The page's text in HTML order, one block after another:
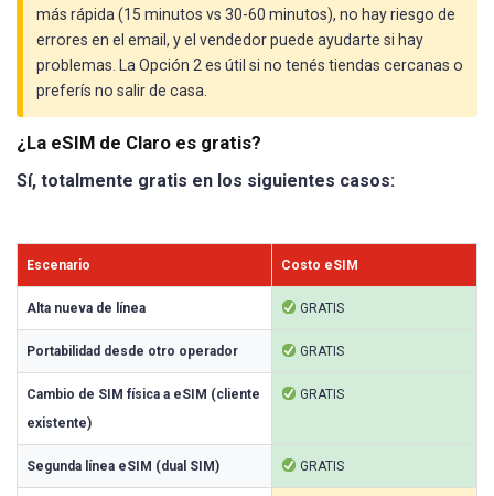
más rápida (15 minutos vs 30-60 minutos), no hay riesgo de
errores en el email, y el vendedor puede ayudarte si hay
problemas. La Opción 2 es útil si no tenés tiendas cercanas o
preferís no salir de casa.
¿La eSIM de Claro es gratis?
Sí, totalmente gratis en los siguientes casos:
Escenario Costo eSIM
Alta nueva de línea GRATIS
Portabilidad desde otro operador GRATIS
Cambio de SIM física a eSIM (cliente
existente)
GRATIS
Segunda línea eSIM (dual SIM) GRATIS